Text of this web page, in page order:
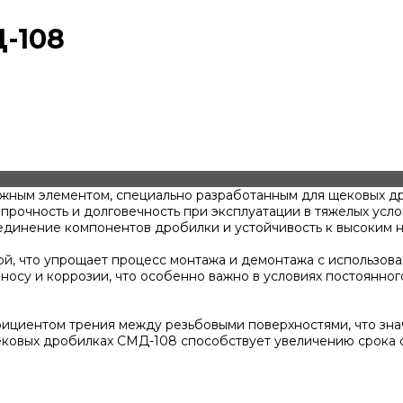
108
элементом, специально разработанным для
и долговечность при эксплуатации в тяжелых
компонентов дробилки и устойчивость к высоким
что упрощает процесс монтажа и демонтажа с
и коррозии, что особенно важно в условиях
трения между резьбовыми поверхностями, что
дробилках СМД-108 способствует увеличению